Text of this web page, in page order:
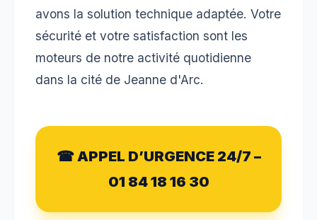
avons la solution technique adaptée. Votre
sécurité et votre satisfaction sont les
moteurs de notre activité quotidienne
dans la cité de Jeanne d'Arc.
☎ APPEL D’URGENCE 24/7 –
01 84 18 16 30